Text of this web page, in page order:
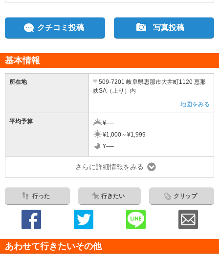
クチコミ投稿 写真投稿
基本情報
所在地
〒509-7201 岐阜県恵那市大井町1120 恵那
峡SA（上り）内
地図をみる
平均予算
¥----
¥1,000～¥1,999
¥----
さらに詳細情報をみる
行った 行きたい クリップ
あわせて行きたいその他